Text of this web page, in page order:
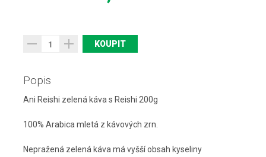
Popis
Ani Reishi zelená káva s Reishi 200g
100% Arabica mletá z kávových zrn.
Nepražená zelená káva má vyšší obsah kyseliny